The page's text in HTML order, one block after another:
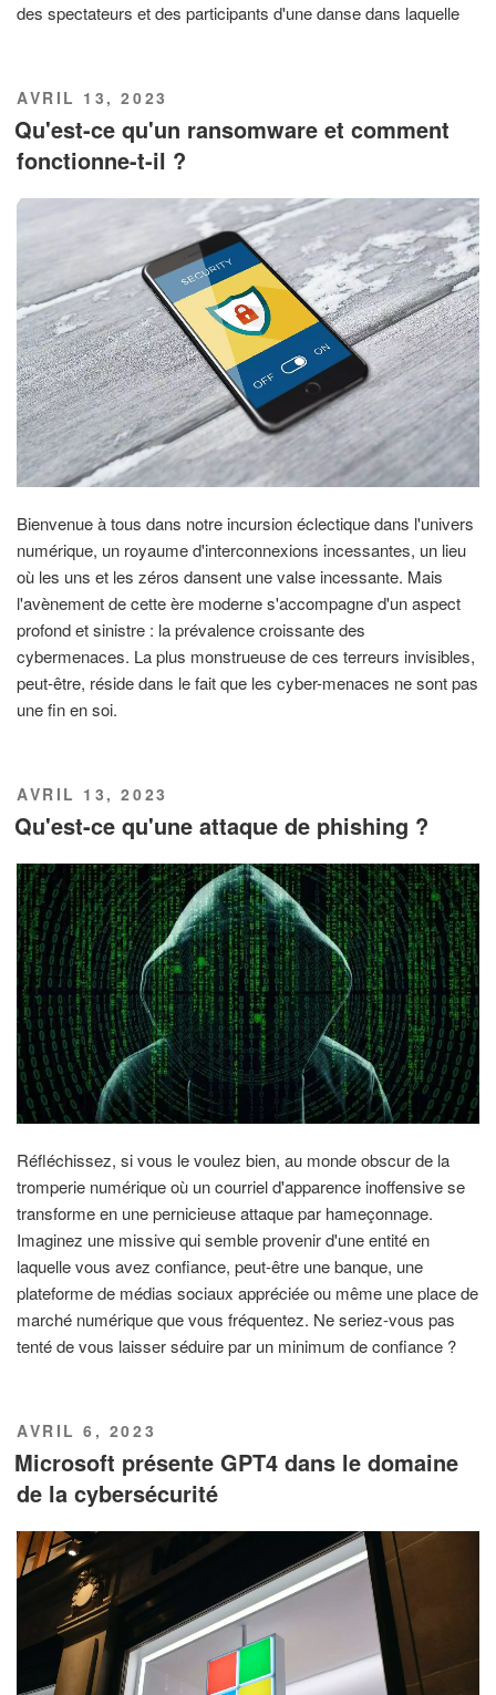
des spectateurs et des participants d'une danse dans laquelle
PUBLIÉ
LE
AVRIL 13, 2023
Qu'est-ce qu'un ransomware et comment
fonctionne-t-il ?
Bienvenue à tous dans notre incursion éclectique dans l'univers
numérique, un royaume d'interconnexions incessantes, un lieu
où les uns et les zéros dansent une valse incessante. Mais
l'avènement de cette ère moderne s'accompagne d'un aspect
profond et sinistre : la prévalence croissante des
cybermenaces. La plus monstrueuse de ces terreurs invisibles,
peut-être, réside dans le fait que les cyber-menaces ne sont pas
une fin en soi.
PUBLIÉ
LE
AVRIL 13, 2023
Qu'est-ce qu'une attaque de phishing ?
Réfléchissez, si vous le voulez bien, au monde obscur de la
tromperie numérique où un courriel d'apparence inoffensive se
transforme en une pernicieuse attaque par hameçonnage.
Imaginez une missive qui semble provenir d'une entité en
laquelle vous avez confiance, peut-être une banque, une
plateforme de médias sociaux appréciée ou même une place de
marché numérique que vous fréquentez. Ne seriez-vous pas
tenté de vous laisser séduire par un minimum de confiance ?
PUBLIÉ
LE
AVRIL 6, 2023
Microsoft présente GPT4 dans le domaine
de la cybersécurité